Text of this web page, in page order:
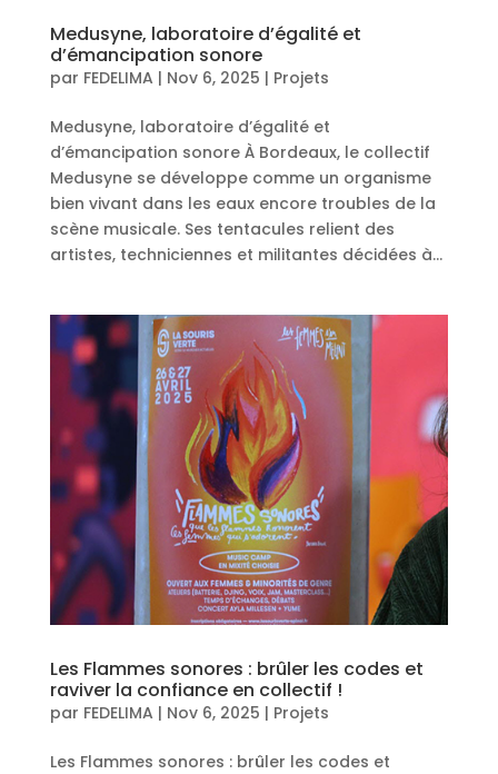
Medusyne, laboratoire d’égalité et
d’émancipation sonore
par FEDELIMA | Nov 6, 2025 | Projets
Medusyne, laboratoire d’égalité et
d’émancipation sonore À Bordeaux, le collectif
Medusyne se développe comme un organisme
bien vivant dans les eaux encore troubles de la
scène musicale. Ses tentacules relient des
artistes, techniciennes et militantes décidées à...
Les Flammes sonores : brûler les codes et
raviver la confiance en collectif !
par FEDELIMA | Nov 6, 2025 | Projets
Les Flammes sonores : brûler les codes et